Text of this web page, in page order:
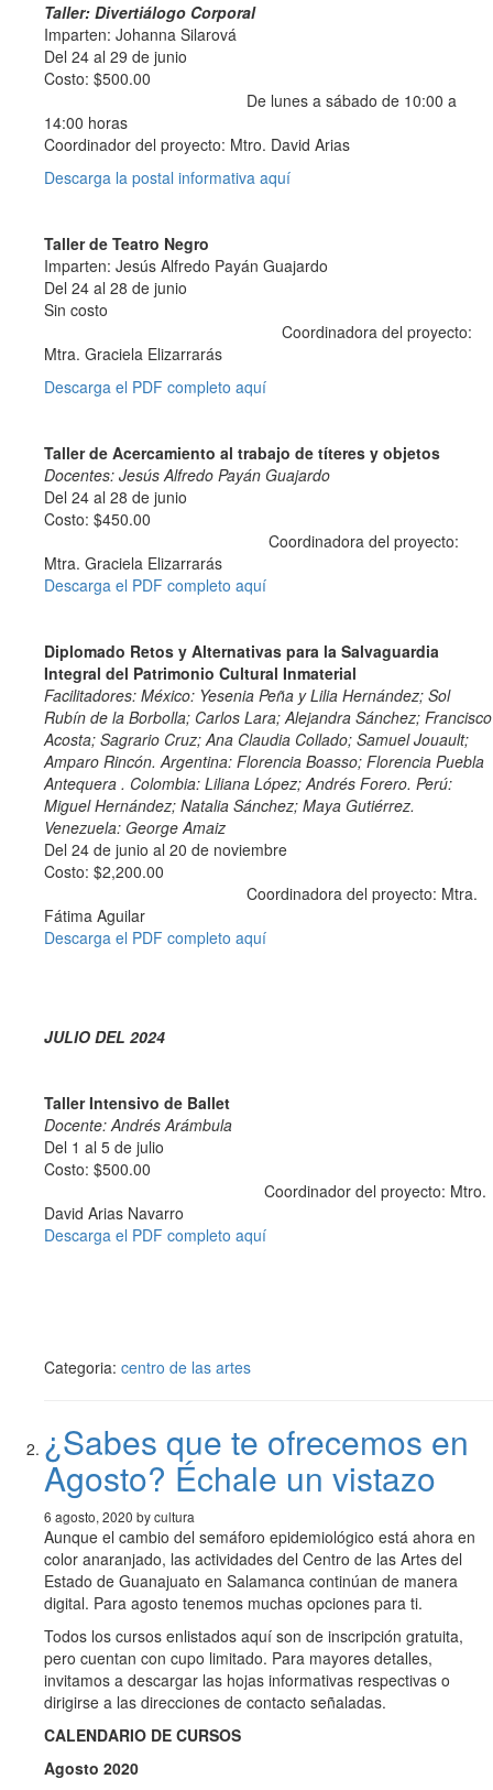
Taller: Divertiálogo Corporal
Imparten: Johanna Silarová
Del 24 al 29 de junio
Costo: $500.00
De lunes a sábado de 10:00 a
14:00 horas
Coordinador del proyecto: Mtro. David Arias
Descarga la postal informativa aquí
Taller de Teatro Negro
Imparten: Jesús Alfredo Payán Guajardo
Del 24 al 28 de junio
Sin costo
Coordinadora del proyecto:
Mtra. Graciela Elizarrarás
Descarga el PDF completo aquí
Taller de Acercamiento al trabajo de títeres y objetos
Docentes: Jesús Alfredo Payán Guajardo
Del 24 al 28 de junio
Costo: $450.00
Coordinadora del proyecto:
Mtra. Graciela Elizarrarás
Descarga el PDF completo aquí
Diplomado Retos y Alternativas para la Salvaguardia
Integral del Patrimonio Cultural Inmaterial
Facilitadores: México: Yesenia Peña y Lilia Hernández; Sol
Rubín de la Borbolla; Carlos Lara; Alejandra Sánchez; Francisco
Acosta; Sagrario Cruz; Ana Claudia Collado; Samuel Jouault;
Amparo Rincón. Argentina: Florencia Boasso; Florencia Puebla
Antequera . Colombia: Liliana López; Andrés Forero. Perú:
Miguel Hernández; Natalia Sánchez; Maya Gutiérrez.
Venezuela: George Amaiz
Del 24 de junio al 20 de noviembre
Costo: $2,200.00
Coordinadora del proyecto: Mtra.
Fátima Aguilar
Descarga el PDF completo aquí
JULIO DEL 2024
Taller Intensivo de Ballet
Docente: Andrés Arámbula
Del 1 al 5 de julio
Costo: $500.00
Coordinador del proyecto: Mtro.
David Arias Navarro
Descarga el PDF completo aquí
Categoria: centro de las artes
¿Sabes que te ofrecemos en
Agosto? Échale un vistazo
6 agosto, 2020 by cultura
Aunque el cambio del semáforo epidemiológico está ahora en
color anaranjado, las actividades del Centro de las Artes del
Estado de Guanajuato en Salamanca continúan de manera
digital. Para agosto tenemos muchas opciones para ti.
Todos los cursos enlistados aquí son de inscripción gratuita,
pero cuentan con cupo limitado. Para mayores detalles,
invitamos a descargar las hojas informativas respectivas o
dirigirse a las direcciones de contacto señaladas.
CALENDARIO DE CURSOS
Agosto 2020